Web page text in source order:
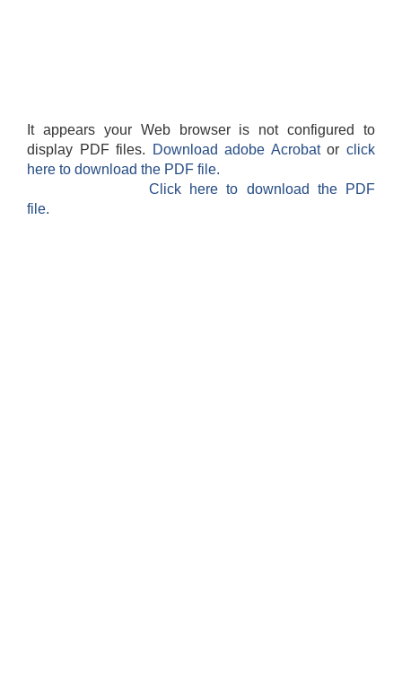
It appears your Web browser is not configured to
display PDF files.
Download adobe Acrobatorclick
here to download the PDF file.
Click here to download the PDF
file.